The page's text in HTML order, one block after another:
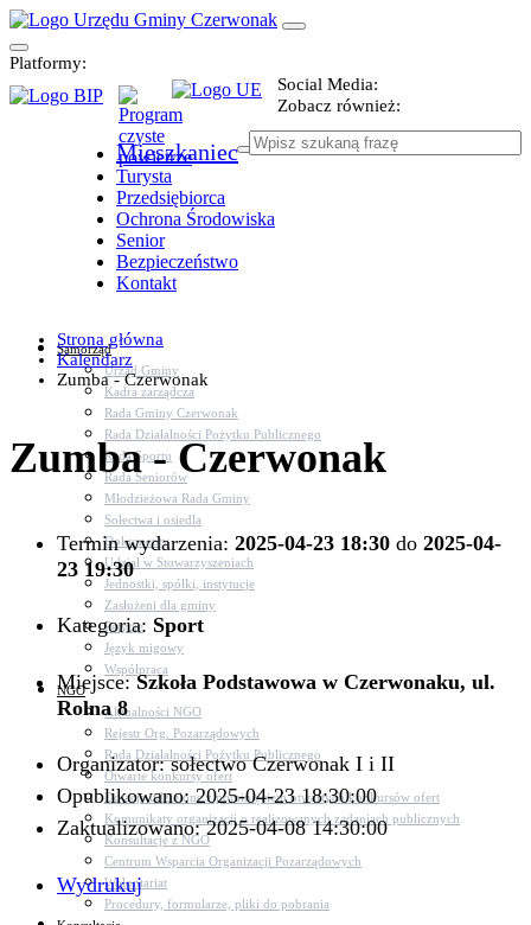
Platformy:
Social Media:
Zobacz również:
Mieszkaniec
Turysta
Przedsiębiorca
Ochrona Środowiska
Senior
Bezpieczeństwo
Kontakt
Samorząd
Urząd Gminy
Kadra zarządcza
Rada Gminy Czerwonak
Rada Działalności Pożytku Publicznego
Rada Sportu
Rada Seniorów
Młodzieżowa Rada Gminy
Sołectwa i osiedla
Dokumenty
Udział w Stowarzyszeniach
Jednostki, spółki, instytucje
Zasłużeni dla gminy
Petycje
Język migowy
Współpraca
NGO
Aktualności NGO
Rejestr Org. Pozarządowych
Rada Działalności Pożytku Publicznego
Otwarte konkursy ofert
Dotacje udzielone z pominięciem otwartych konkursów ofert
Komunikaty organizacji o realizowanych zadaniach publicznych
Konsultacje z NGO
Centrum Wsparcia Organizacji Pozarządowych
Wolontariat
Procedury, formularze, pliki do pobrania
Strona główna
Kalendarz
Zumba - Czerwonak
Zumba - Czerwonak
Termin wydarzenia: 2025-04-23 18:30 do 2025-04-
23 19:30
Kategoria: Sport
Miejsce:Szkoła Podstawowa w Czerwonaku, ul.
Rolna 8
Organizator: sołectwo Czerwonak I i II
Opublikowano: 2025-04-23 18:30:00
Zaktualizowano: 2025-04-08 14:30:00
Wydrukuj